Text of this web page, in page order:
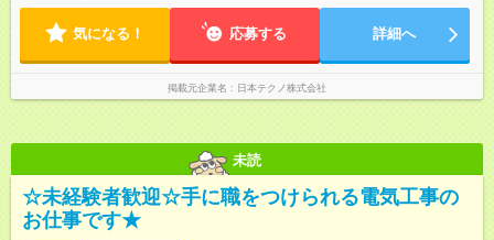
気になる！ 応募する 詳細へ
掲載元企業名 日本テクノ株式会社
未読
☆未経験者歓迎☆手に職をつけられる電気工事の
お仕事です★